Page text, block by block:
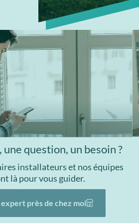
question, un besoin ?
installateurs et nos équipes
là pour vous guider.
près de chez moi